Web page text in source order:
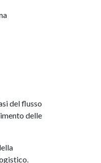
del flusso
delle